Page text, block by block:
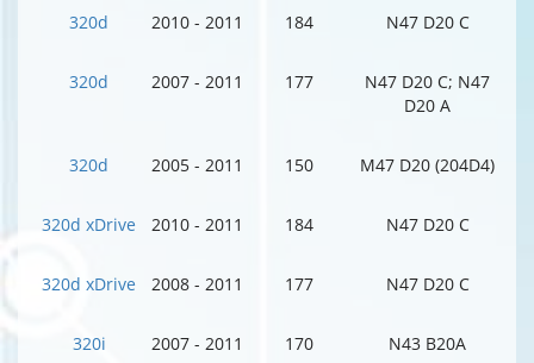
320d 2010 - 2011 184 N47 D20 C
320d 2007 - 2011 177
N47 D20 C; N47
D20 A
320d 2005 - 2011 150 M47 D20 (204D4)
320d xDrive 2010 - 2011 184 N47 D20 C
320d xDrive 2008 - 2011 177 N47 D20 C
320i 2007 - 2011 170 N43 B20A